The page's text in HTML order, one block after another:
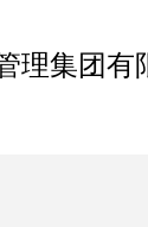
理集团有